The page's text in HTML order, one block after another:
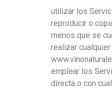
utilizar los
reproducir o
menos que se
realizar
emplear los
directa o con